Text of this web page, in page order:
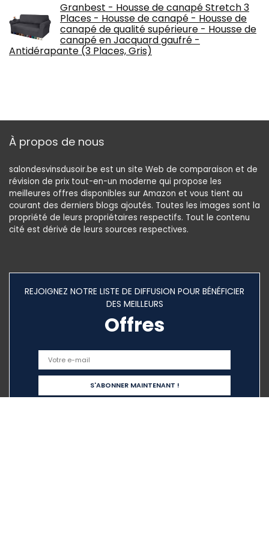
Granbest - Housse de canapé Stretch 3
Places - Housse de canapé - Housse de
canapé de qualité supérieure - Housse de
canapé en Jacquard gaufré -
Antidérapante (3 Places, Gris)
À propos de nous
salondesvinsdusoir.be est un site Web de comparaison et de
révision de prix tout-en-un moderne qui propose les
meilleures offres disponibles sur Amazon et vous tient au
courant des derniers blogs ajoutés. Toutes les images sont la
propriété de leurs propriétaires respectifs. Tout le contenu
cité est dérivé de leurs sources respectives.
REJOIGNEZ NOTRE LISTE DE DIFFUSION POUR BÉNÉFICIER
DES MEILLEURS
Offres